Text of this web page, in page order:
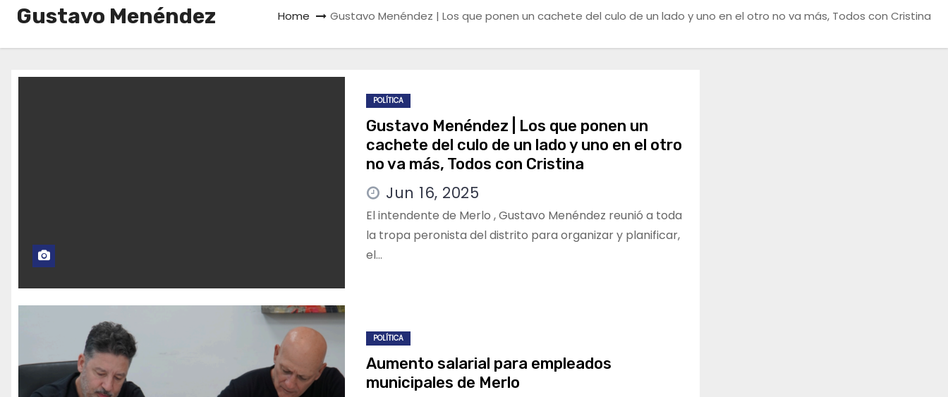
Gustavo Menéndez Home Gustavo Menéndez | Los que ponen un cachete del culo de un lado y uno en el otro no va más, Todos con Cristina
POLÍTICA
Gustavo Menéndez | Los que ponen un
cachete del culo de un lado y uno en el otro
no va más, Todos con Cristina
Jun 16, 2025
El intendente de Merlo , Gustavo Menéndez reunió a toda
la tropa peronista del distrito para organizar y planificar,
el…
POLÍTICA
Aumento salarial para empleados
municipales de Merlo